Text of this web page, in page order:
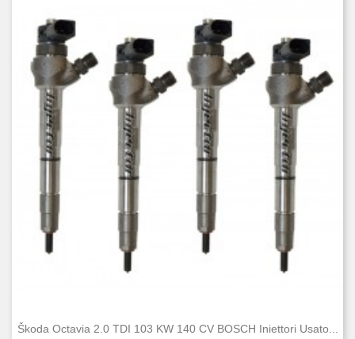
Škoda Octavia 2.0 TDI 103 KW 140 CV BOSCH Iniettori Usato...